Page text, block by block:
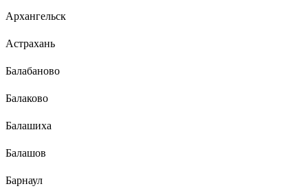
Архангельск
Астрахань
Балабаново
Балаково
Балашиха
Балашов
Барнаул